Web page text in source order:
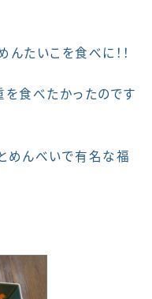
たいこを食べに！！
食べたかったのです
めんべいで有名な福